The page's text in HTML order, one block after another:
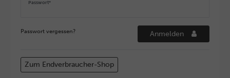
Passwort*
Passwort vergessen? Anmelden
Zum Endverbraucher-Shop